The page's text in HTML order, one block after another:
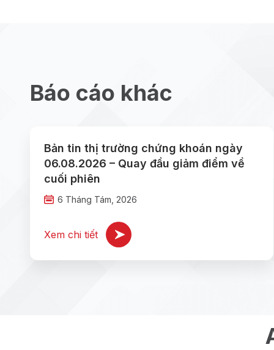
Báo cáo khác
Bản tin thị trường chứng khoán ngày
06.08.2026 – Quay đầu giảm điểm về
cuối phiên
6 Tháng Tám, 2026
Xem chi tiết